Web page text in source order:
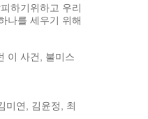
하기위하고 우리
나를 세우기 위해
이 사건, 불미스
미연, 김윤정, 최